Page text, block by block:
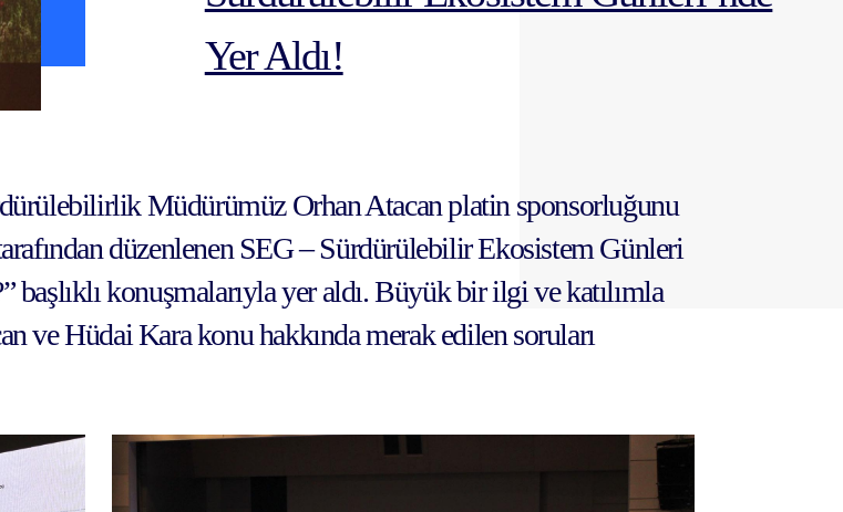
Yer Aldı!
Müdürümüz Orhan Atacan platin sponsorluğunu
düzenlenen SEG – Sürdürülebilir Ekosistem Günleri
konuşmalarıyla yer aldı. Büyük bir ilgi ve katılımla
ve Hüdai Kara konu hakkında merak edilen soruları